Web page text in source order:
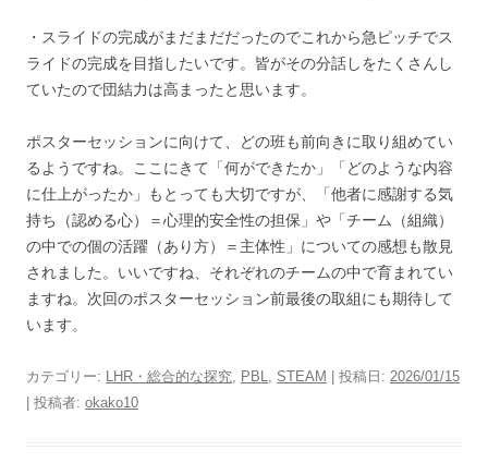
・スライドの完成がまだまだだったのでこれから急ピッチでス
ライドの完成を目指したいです。皆がその分話しをたくさんし
ていたので団結力は高まったと思います。
ポスターセッションに向けて、どの班も前向きに取り組めてい
るようですね。ここにきて「何ができたか」「どのような内容
に仕上がったか」もとっても大切ですが、「他者に感謝する気
持ち（認める心）＝心理的安全性の担保」や「チーム（組織）
の中での個の活躍（あり方）＝主体性」についての感想も散見
されました。いいですね、それぞれのチームの中で育まれてい
ますね。次回のポスターセッション前最後の取組にも期待して
います。
カテゴリー: LHR・総合的な探究, PBL, STEAM | 投稿日: 2026/01/15
投稿者: okako10